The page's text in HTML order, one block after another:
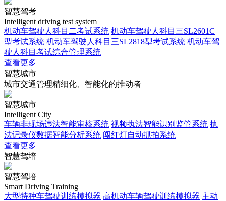
智慧驾考
Intelligent driving test system
机动车驾驶人科目二考试系统 机动车驾驶人科目三SL2601C
型考试系统 机动车驾驶人科目三SL2818型考试系统 机动车驾
驶人科目考试综合管理系统
查看更多
智慧城市
城市交通管理精细化、智能化的推动者
智慧城市
Intelligent City
车辆非现场违法智能审核系统 视频执法智能识别监管系统 执
法记录仪数据智能分析系统 闯红灯自动抓拍系统
查看更多
智慧驾培
智慧驾培
Smart Driving Training
大型特种车驾驶训练模拟器 高机动车辆驾驶训练模拟器 主动